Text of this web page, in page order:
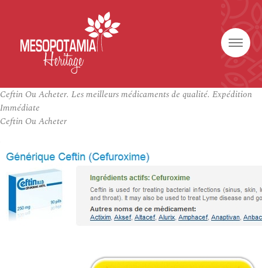
Ceftin Ou Acheter. Les meilleurs médicaments de qualité. Expédition
Immédiate
Ceftin Ou Acheter